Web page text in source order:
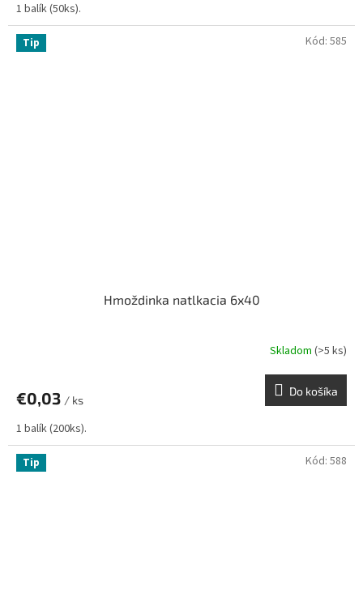
1 balík (50ks).
Tip
Hmoždinka natlkacia 6x40
Skladom (>5 ks)
€0,03 / ks
Do košíka
1 balík (200ks).
Kód: 585
Tip Kód: 588